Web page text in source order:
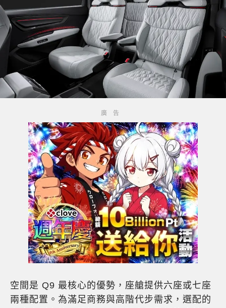
空間是 Q9 最核心的優勢，座艙提供六座或七座
兩種配置。為滿足商務與高階代步需求，選配的